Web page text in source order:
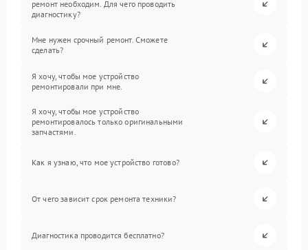
ремонт необходим. Для чего проводить
диагностику?
Мне нужен срочный ремонт. Сможете
сделать?
Я хочу, чтобы мое устройство
ремонтировали при мне.
Я хочу, чтобы мое устройство
ремонтировалось только оригинальными
запчастями.
Как я узнаю, что мое устройство готово?
От чего зависит срок ремонта техники?
Диагностика проводится бесплатно?